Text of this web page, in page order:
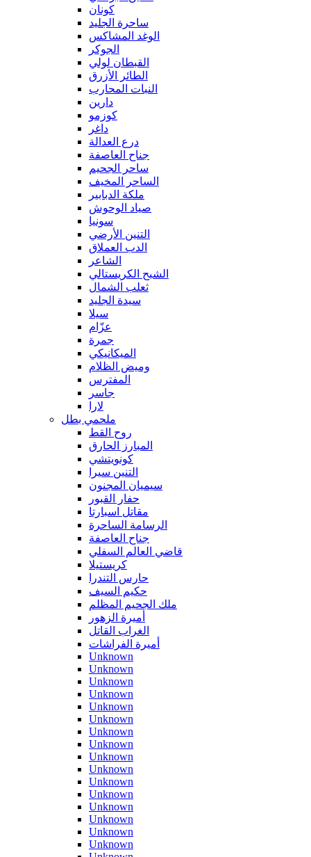
كونان
ساحرة الجليد
الوغد المشاكس
الجوكر
القبطان لولي
الطائر الأزرق
النبات المحارب
دارين
كوزمو
داغر
درع العدالة
جناح العاصفة
ساحر الجحيم
الساحر المخيف
ملكة الدبابير
صياد الوحوش
سونيا
التنين الأرضي
الدب العملاق
الشاعر
الشبح الكريستالي
ثعلب الشمال
سيدة الجليد
سيلا
عزّام
جمرة
الميكانيكي
وميض الظلام
المفترس
جاسر
لارا
ملحمي بطل
روح القط
المبارز الحارق
كونويتشي
التنين سيرا
سيميان المجنون
حفار القبور
مقاتل اسبارتا
الرسامة الساحرة
جناح العاصفة
قاضي العالم السفلي
كريستيلا
حارس التندرا
حكيم السيف
ملك الجحيم المظلم
أميرة الزهور
الغراب القاتل
أميرة الفراشات
Unknown
Unknown
Unknown
Unknown
Unknown
Unknown
Unknown
Unknown
Unknown
Unknown
Unknown
Unknown
Unknown
Unknown
Unknown
Unknown